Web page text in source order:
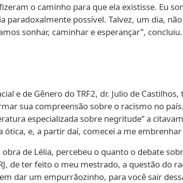
o caminho para que ela existisse. Eu
possível. Talvez, um dia,
sonhar, caminhar e esperançar”, concluiu.
e de Gênero do TRF2, dr. Julio de
sua compreensão sobre o racismo no
especializada sobre negritude” a
ótica, e, a partir daí, comecei a me
de Lélia, percebeu o quanto o debate
de ter feito o meu mestrado, a questão do
dar um empurrãozinho, para você sair